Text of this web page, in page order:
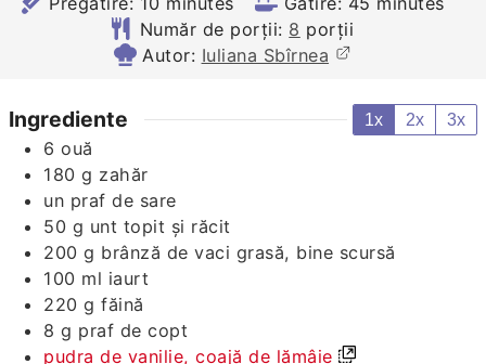
Număr de porții: 8 porții
Autor: Iuliana Sbîrnea
Ingrediente 1x 2x 3x
6 ouă
180 g zahăr
un praf de sare
50 g unt topit și răcit
200 g brânză de vaci grasă, bine scursă
100 ml iaurt
220 g făină
8 g praf de copt
pudra de vanilie, coajă de lămâie